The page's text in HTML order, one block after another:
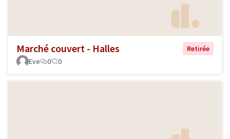
Marché couvert - Halles
Retirée
Eve
0 0